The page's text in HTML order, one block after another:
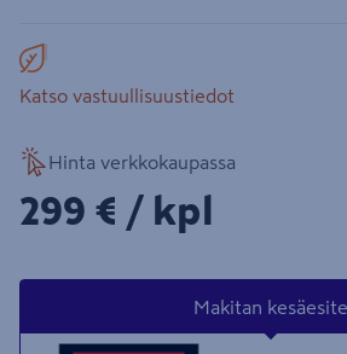
Katso vastuullisuustiedot
Hinta verkkokaupassa
299€/kpl
299 € / kpl
Makitan kesäesite